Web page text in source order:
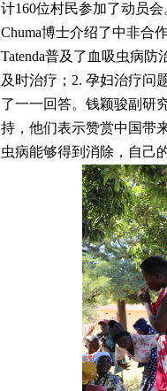
计160位村民参加了动员
Chuma博士介绍了中非合
Tatenda普及了血吸虫病
及时治疗；2. 孕妇治疗问
了一一回答。钱颖骏副研
持，他们表示赞赏中国带
虫病能够得到消除，自己